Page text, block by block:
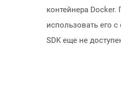
контейнера Docker.
использовать его
SDK еще не